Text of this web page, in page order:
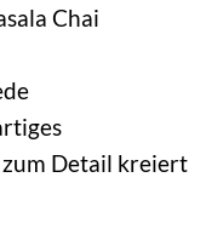
Chai
Detail kreiert